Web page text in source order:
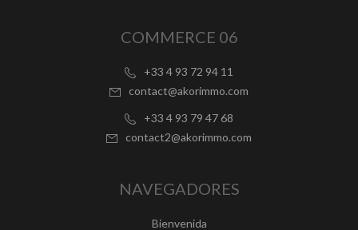
COMMERCE 06
+33 4 93 72 94 11
contact@akorimmo.com
+33 4 93 79 47 68
contact2@akorimmo.com
NAVEGADORES
Bienvenida